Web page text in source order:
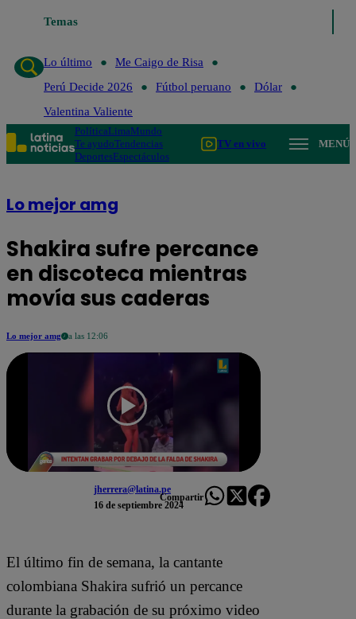
Temas
Lo último
Me Caigo de Risa
Perú Decide 2026
Fútbol peruano
Dólar
Valentina Valiente
PolíticaLimaMundo
Te ayudoTendencias
DeportesEspectáculos
TV en vivo MENÚ
Lo mejor amg
Shakira sufre percance
en discoteca mientras
movía sus caderas
Lo mejor amg a las 12:06
jherrera@latina.pe
16 de septiembre 2024
Compartir
El último fin de semana, la cantante
colombiana Shakira sufrió un percance
durante la grabación de su próximo video